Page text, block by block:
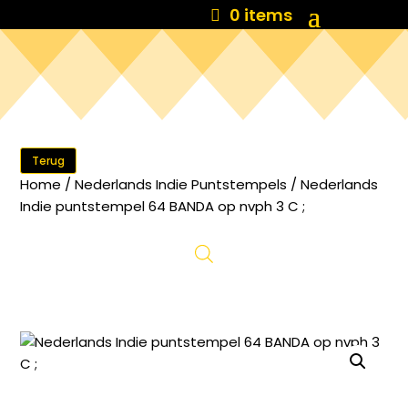
0 items
Terug
Home /Nederlands Indie Puntstempels / Nederlands
Indie puntstempel 64 BANDA op nvph 3 C ;